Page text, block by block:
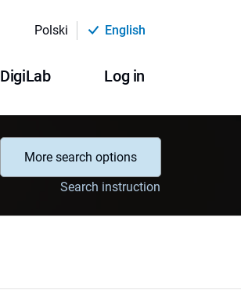
Polski English
DigiLab Log in
More search options
Search instruction